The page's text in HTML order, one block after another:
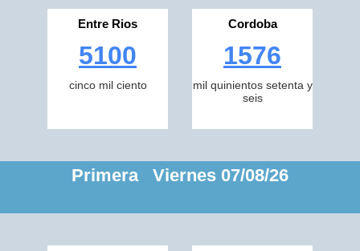
Entre Rios
5100
cinco mil ciento
Cordoba
1576
mil quinientos setenta y
seis
Primera Viernes 07/08/26